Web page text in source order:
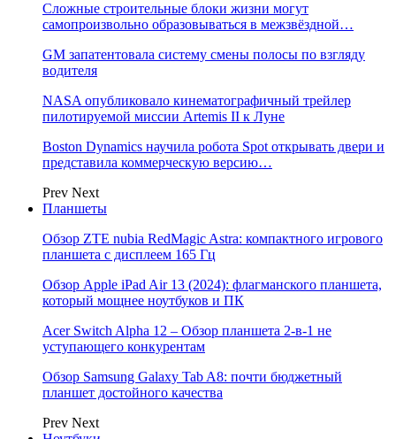
Сложные строительные блоки жизни могут
самопроизвольно образовываться в межзвёздной…
GM запатентовала систему смены полосы по взгляду
водителя
NASA опубликовало кинематографичный трейлер
пилотируемой миссии Artemis II к Луне
Boston Dynamics научила робота Spot открывать двери и
представила коммерческую версию…
Prev Next
Планшеты
Обзор ZTE nubia RedMagic Astra: компактного игрового
планшета с дисплеем 165 Гц
Обзор Apple iPad Air 13 (2024): флагманского планшета,
который мощнее ноутбуков и ПК
Acer Switch Alpha 12 – Обзор планшета 2-в-1 не
уступающего конкурентам
Обзор Samsung Galaxy Tab A8: почти бюджетный
планшет достойного качества
Prev Next